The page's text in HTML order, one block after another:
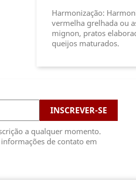
Harmonização:
vermelha grelhada ou
mignon, pratos
queijos maturados.
a qualquer momento.
de contato em